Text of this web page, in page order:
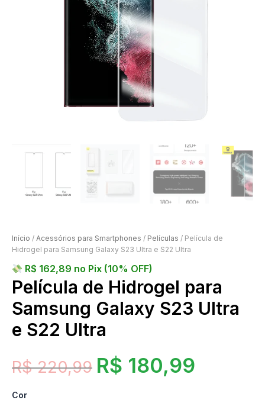
Início / Acessórios para Smartphones / Películas / Película de
Hidrogel para Samsung Galaxy S23 Ultra e S22 Ultra
R$ 162,89 no Pix (10% OFF)
Película de Hidrogel para
Samsung Galaxy S23 Ultra
e S22 Ultra
R$220,99 R$ 180,99
Cor